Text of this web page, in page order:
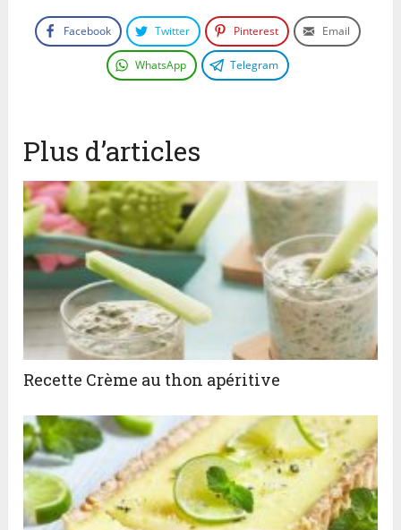
Facebook Twitter Pinterest Email
WhatsApp Telegram
Plus d’articles
Recette Crème au thon apéritive